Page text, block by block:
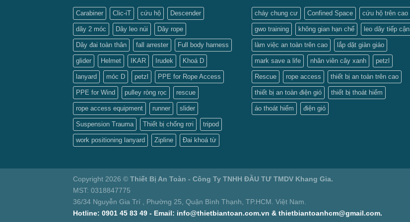
Carabiner Clic-iT cứu hộ Descender
dây 2 móc Dây leo núi Dây rope
Dây đai toàn thân fall arrester Full body harness
glider Helmet IKAR Irudek Khoá D
lanyard móc D petzl PPE for Rope Access
PPE for Wind pulley ròng rọc rescue
rope access equipment runner slider
Suspension Trauma Thiết bị chống rơi tripod
work positioning lanyard Zipline Đai khoá từ
cháy chung cư Confined Space cứu hộ trên cao
gwo training không gian hạn chế leo dây tiếp cận
làm việc an toàn trên cao lắp dặt giàn giáo
mark save a life nhân viên cây xanh petzl
Rescue rope access thiết bị an toàn trên cao
thiết bị an toàn điện gió thiết bị thoát hiểm
áo thoát hiểm điện gió
Copyright 2026 © Thiết Bị An Toàn - Công Ty TNHH ĐẦU TƯ TMDV Khang Gia.
MST: 0318847775
36/34 Nguyễn Gia Trí , Phường 25, Quận Bình Thạnh, TP.HCM. Việt Nam.
Hotline: 0901 45 83 49 - Email: info@thietbiantoan.com.vn & thietbiantoanhcm@gmail.com.